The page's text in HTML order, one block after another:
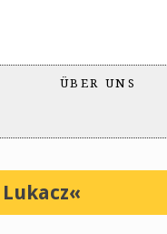
ÜBER UNS